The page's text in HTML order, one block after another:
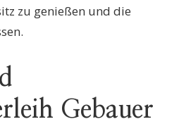
zu genießen und die
Gebauer